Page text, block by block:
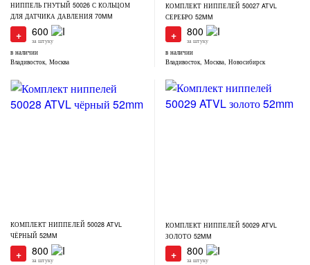
НИППЕЛЬ ГНУТЫЙ 50026 С КОЛЬЦОМ
ДЛЯ ДАТЧИКА ДАВЛЕНИЯ 70MM
+ 600
за штуку
в наличии
Владивосток, Москва
КОМПЛЕКТ НИППЕЛЕЙ 50027 ATVL
СЕРЕБРО 52MM
+ 800
за штуку
в наличии
Владивосток, Москва, Новосибирск
КОМПЛЕКТ НИППЕЛЕЙ 50028 ATVL
ЧЁРНЫЙ 52MM
+ 800
за штуку
КОМПЛЕКТ НИППЕЛЕЙ 50029 ATVL
ЗОЛОТО 52MM
+ 800
за штуку